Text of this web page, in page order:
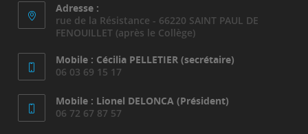
Adresse :
rue de la Résistance - 66220 SAINT PAUL DE
FENOUILLET (après le Collège)
Mobile : Cécilia PELLETIER (secrétaire)
06 03 69 15 17
Mobile : Lionel DELONCA (Président)
06 72 67 87 57